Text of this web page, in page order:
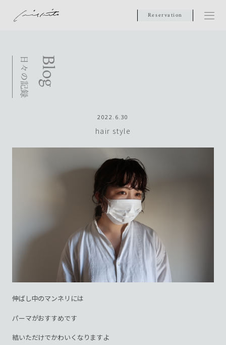
Reservation
2022.6.30
hair style
伸ばし中のマンネリには
パーマがおすすめです
結いただけでかわいくなりますよ